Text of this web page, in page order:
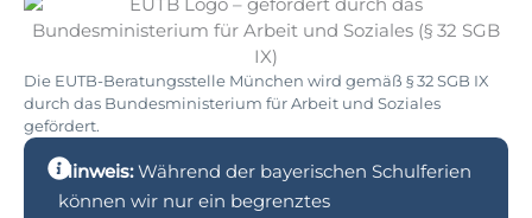
Die EUTB-Beratungsstelle München wird gemäß § 32 SGB IX
durch das Bundesministerium für Arbeit und Soziales
gefördert.
Hinweis:Während der bayerischen Schulferien
können wir nur ein begrenztes